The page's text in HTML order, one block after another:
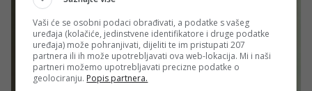
Vaši će se osobni podaci obrađivati, a podatke s vašeg
uređaja (kolačiće, jedinstvene identifikatore i druge podatke
uređaja) može pohranjivati, dijeliti te im pristupati 207
partnera ili ih može upotrebljavati ova web-lokacija. Mi i naši
partneri možemo upotrebljavati precizne podatke o
geolociranju. Popis partnera.